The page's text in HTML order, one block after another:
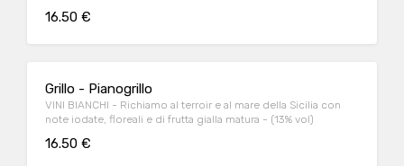
16.50 €
Grillo - Pianogrillo
VINI BIANCHI - Richiamo al terroir e al mare della Sicilia con
note iodate, floreali e di frutta gialla matura - (13% vol)
16.50 €